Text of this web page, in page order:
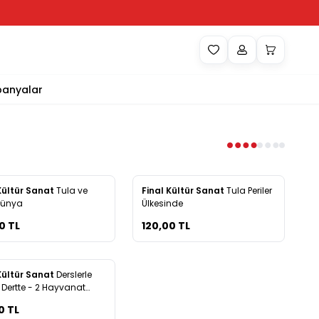
Ekle
Sanat Tula ve
TL
Yeni
Favorilere Ekle
Final Kültür Sanat Tula Periler
Ülkesinde
120,00 TL
Ekle
Sanat Derslerle
Dertte - 2 Hayvanat
TL